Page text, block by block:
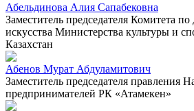
Абельдинова Алия Сапабековна
Заместитель председателя Комитета
искусства Министерства культуры и
Казахстан
Абенов Мурат Абдуламитович
Заместитель председателя правления
предпринимателей РК «Атамекен»